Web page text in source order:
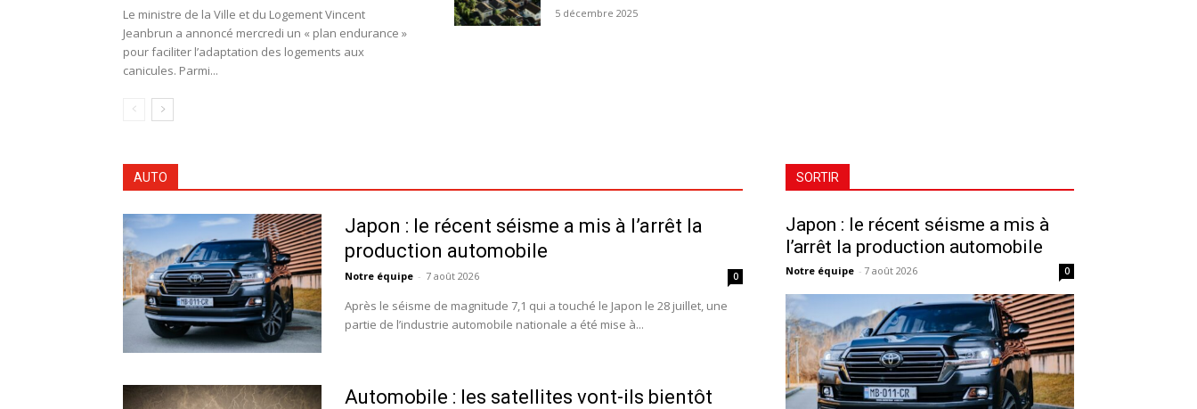
Le ministre de la Ville et du Logement Vincent
Jeanbrun a annoncé mercredi un « plan endurance »
pour faciliter l’adaptation des logements aux
canicules. Parmi...
5 décembre 2025
AUTO
Japon : le récent séisme a mis à l’arrêt la
production automobile
Notre équipe - 7 août 2026 0
Après le séisme de magnitude 7,1 qui a touché le Japon le 28 juillet, une
partie de l’industrie automobile nationale a été mise à...
Automobile : les satellites vont-ils bientôt
SORTIR
Japon : le récent séisme a mis à
l’arrêt la production automobile
Notre équipe - 7 août 2026 0